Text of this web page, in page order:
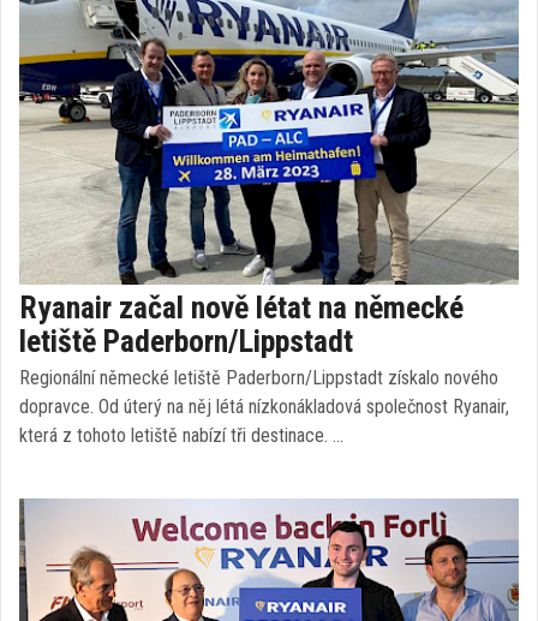
Ryanair začal nově létat na německé
letiště Paderborn/Lippstadt
Regionální německé letiště Paderborn/Lippstadt získalo nového
dopravce. Od úterý na něj létá nízkonákladová společnost Ryanair,
která z tohoto letiště nabízí tři destinace. …